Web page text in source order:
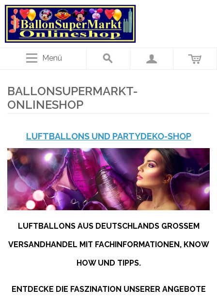
Menü
BALLONSUPERMARKT-
ONLINESHOP
LUFTBALLONS UND PARTYDEKO-SHOP
LUFTBALLONS AUS DEUTSCHLANDS GROSSEM V
ERSANDHANDEL MIT FACHINFORMATIONEN, KNOW H
OW UND TIPPS.
ENTDECKE DIE FASZINATION UNSERER ANGEBOTE